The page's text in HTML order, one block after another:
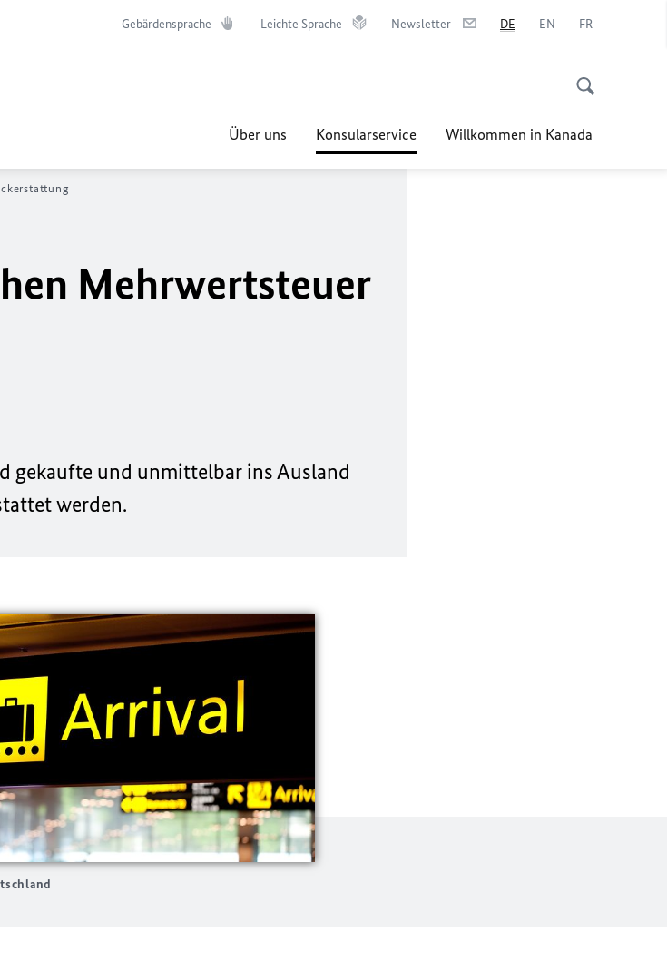
Gebärdensprache Leichte Sprache Newsletter DE EN FR
Über uns Konsularservice Willkommen in Kanada
Mehrwertsteuer
gekaufte und unmittelbar ins Ausland
werden.